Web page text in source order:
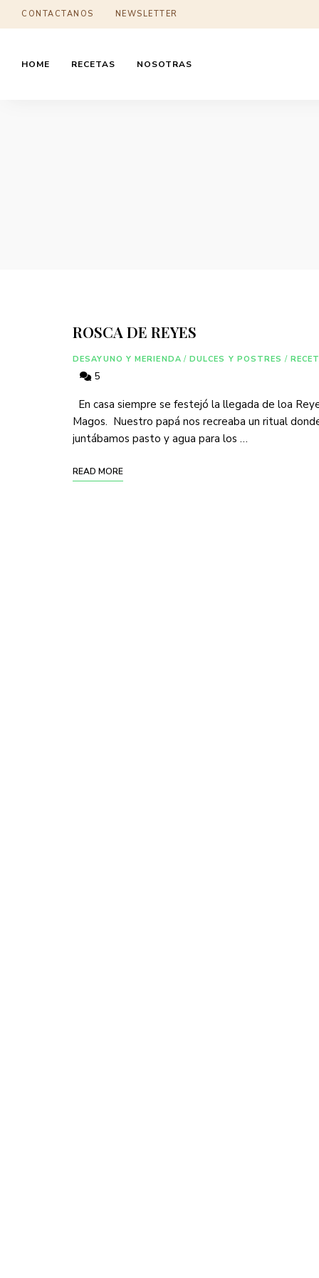
CONTACTANOS NEWSLETTER
HOME RECETAS NOSOTRAS
ROSCA DE REYES
DESAYUNO Y MERIENDA / DULCES Y POSTRES /
5
En casa siempre se festejó la llegada de loa
Magos. Nuestro papá nos recreaba un ritual
juntábamos pasto y agua para los …
READ MORE